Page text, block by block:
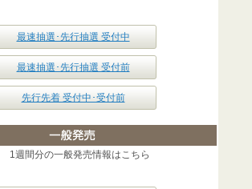
最速抽選･先行抽選 受付中
最速抽選･先行抽選 受付前
先行先着 受付中･受付前
1週間分の一般発売情報はこちら